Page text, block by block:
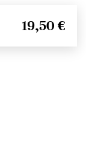
19,50 €